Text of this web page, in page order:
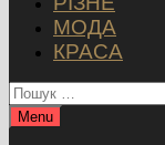
МОДА
КРАСА
Пошук:
Menu